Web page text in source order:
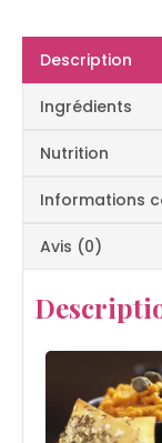
Description
Ingrédients
Nutrition
Informations
Avis (0)